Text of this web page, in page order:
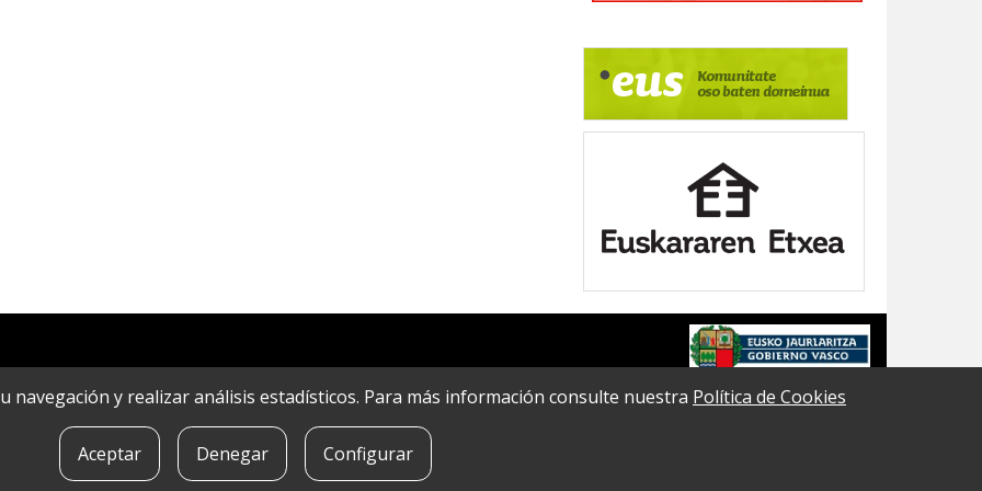
POLíTICA DE COOKIES | CONTACTO
navegación y realizar análisis estadísticos. Para más información consulte nuestra Política de Cookies
Aceptar Denegar Configurar